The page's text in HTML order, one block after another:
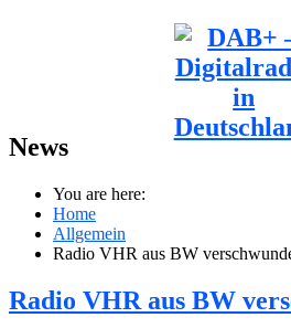
News
You are here:
Home
Allgemein
Radio VHR aus BW
Radio VHR aus BW